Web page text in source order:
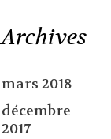
Archives
mars 2018
décembre
2017